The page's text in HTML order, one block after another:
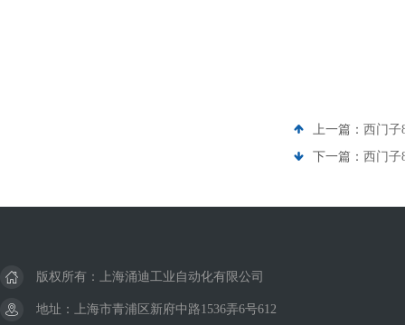
上一篇： 西门子
下一篇： 西门子
版权所有：上海涌迪工业自动化有限公司
地址：上海市青浦区新府中路1536弄6号612